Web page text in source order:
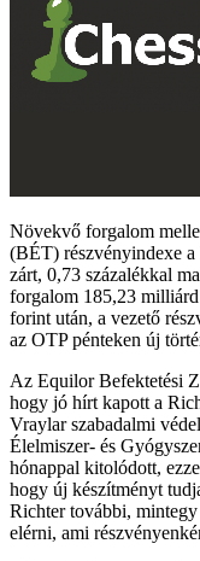
Növekvő forgalom
(BÉT) részvényindexe
zárt, 0,73 százalékkal
forgalom 185,23
forint után, a vezető
az OTP pénteken új
Az Equilor Befektetési
hogy jó hírt kapott a
Vraylar szabadalmi
Élelmiszer- és
hónappal kitolódott,
hogy új készítményt
Richter további,
elérni, ami